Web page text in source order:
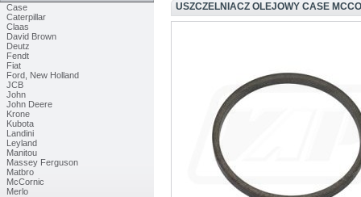
Case
Caterpillar
Claas
David Brown
Deutz
Fendt
Fiat
Ford, New Holland
JCB
John
John Deere
Krone
Kubota
Landini
Leyland
Manitou
Massey Ferguson
Matbro
McCornic
Merlo
USZCZELNIACZ OLEJOWY CASE